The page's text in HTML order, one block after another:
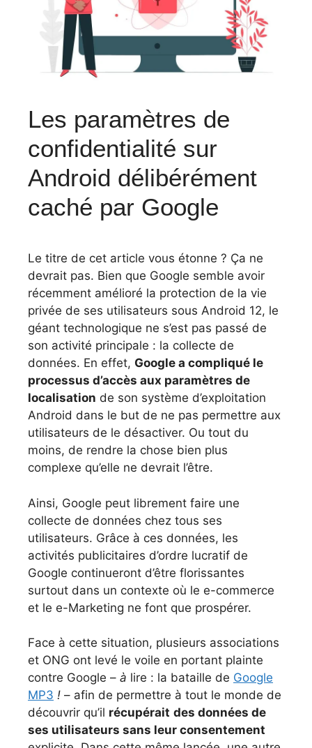
Les paramètres de
confidentialité sur
Android délibérément
caché par Google
Le titre de cet article vous étonne ? Ça ne
devrait pas. Bien que Google semble avoir
récemment amélioré la protection de la vie
privée de ses utilisateurs sous Android 12, le
géant technologique ne s’est pas passé de
son activité principale : la collecte de
données. En effet, Google a compliqué le
processus d’accès aux paramètres de
localisation de son système d’exploitation
Android dans le but de ne pas permettre aux
utilisateurs de le désactiver. Ou tout du
moins, de rendre la chose bien plus
complexe qu’elle ne devrait l’être.
Ainsi, Google peut librement faire une
collecte de données chez tous ses
utilisateurs. Grâce à ces données, les
activités publicitaires d’ordre lucratif de
Google continueront d’être florissantes
surtout dans un contexte où le e-commerce
et le e-Marketing ne font que prospérer.
Face à cette situation, plusieurs associations
et ONG ont levé le voile en portant plainte
contre Google – à lire : la bataille de Google
MP3 ! – afin de permettre à tout le monde de
découvrir qu’il récupérait des données de
ses utilisateurs sans leur consentement